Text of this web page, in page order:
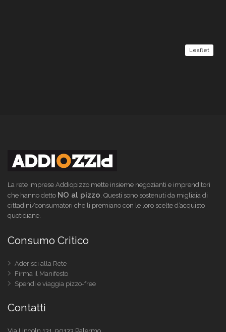
Leaflet
La rete imprese Addiopizzo mette insieme negozianti e imprenditori
che hanno detto NO al pizzo. Questi sono sostenuti da migliaia di
cittadini/consumatori che li premiano con le loro scelte d’acquisto
quotidiane.
Consumo Critico
Aderisci alla Rete
Firma il Manifesto
Spendi e viaggia pizzo-free
Contatti